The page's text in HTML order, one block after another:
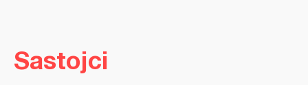
Sastojci